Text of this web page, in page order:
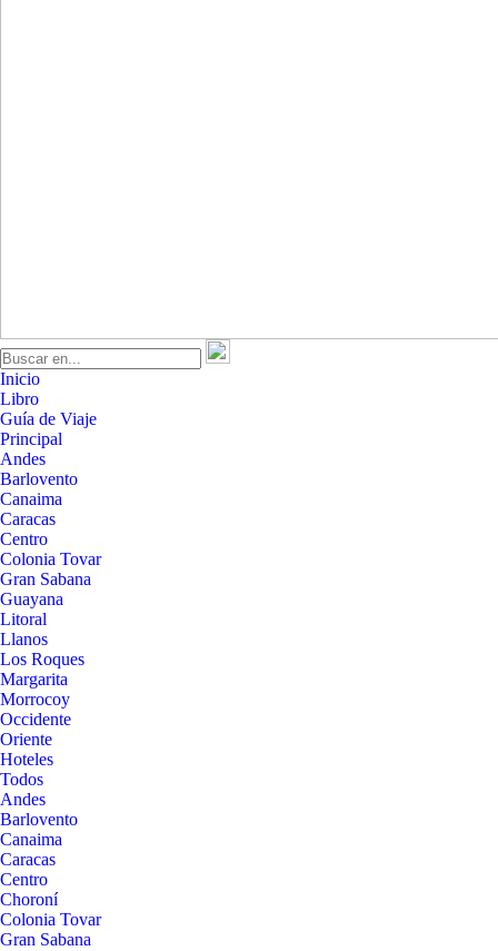
Inicio
Libro
Guía de Viaje
Principal
Andes
Barlovento
Canaima
Caracas
Centro
Colonia Tovar
Gran Sabana
Guayana
Litoral
Llanos
Los Roques
Margarita
Morrocoy
Occidente
Oriente
Hoteles
Todos
Andes
Barlovento
Canaima
Caracas
Centro
Choroní
Colonia Tovar
Gran Sabana